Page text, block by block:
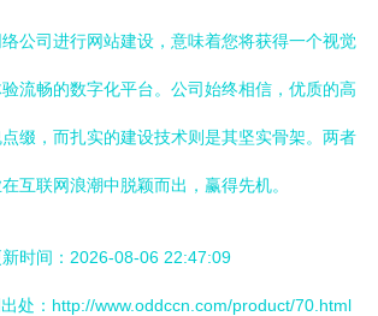
公司进行网站建设，意味着您将获得一个视觉
流畅的数字化平台。公司始终相信，优质的高
缀，而扎实的建设技术则是其坚实骨架。两者
互联网浪潮中脱颖而出，赢得先机。
时间：2026-08-06 22:47:09
处：http://www.oddccn.com/product/70.html